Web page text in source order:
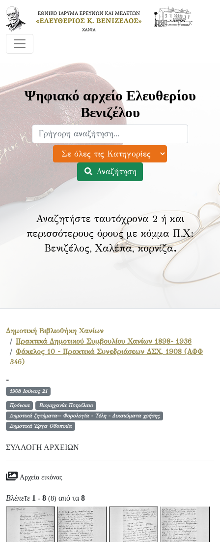
Ψηφιακό αρχείο Ελευθερίου
Βενιζέλου
Αναζήτηση
Αναζητήστε ταυτόχρονα 2 ή και
περισσότερους όρους με κόμμα Π.Χ:
Βενιζέλος, Χαλέπα, κορνίζα.
Δημοτική Βιβλιοθήκη Χανίων
Πρακτικά Δημοτικού Συμβουλίου Χανίων 1898- 1936
Φάκελος 10 - Πρακτικά Συνεδριάσεων ΔΣΧ, 1908 (ΑΦΦ
346)
-
1908 Ιούνιος 21
Πρόνοια
Βιομηχανία Πετρέλαιο
Δημοτικά ζητήματα-- Φορολογία - Τέλη - Δικαιώματα χρήσης
Δημοτικά Έργα Οδοποιία
ΣΥΛΛΟΓΉ ΑΡΧΕΊΩΝ
Αρχεία εικόνας
Βλέπετε 1 - 8 (8) από τα 8